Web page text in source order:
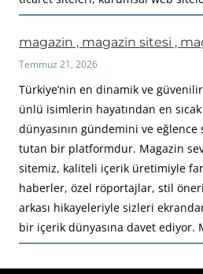
magazin , magazin sitesi ,
Temmuz 21, 2026
Türkiye’nin en dinamik ve
ünlü isimlerin hayatından en
dünyasının gündemini ve eğlence
tutan bir platformdur. Magazin
sitemiz, kaliteli içerik üretimiyle
haberler, özel röportajlar, stil
arkası hikayeleriyle sizleri
bir içerik dünyasına davet ediyor.